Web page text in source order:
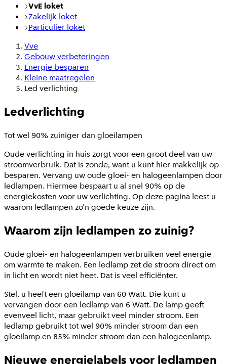
VvE loket
Zakelijk loket
Particulier loket
Vve
Gebouw verbeteringen
Energie besparen
Kleine maatregelen
Led verlichting
Ledverlichting
Tot wel 90% zuiniger dan gloeilampen
Oude verlichting in huis zorgt voor een groot deel van uw
stroomverbruik. Dat is zonde, want u kunt hier makkelijk op
besparen. Vervang uw oude gloei- en halogeenlampen door
ledlampen. Hiermee bespaart u al snel 90% op de
energiekosten voor uw verlichting. Op deze pagina leest u
waarom ledlampen zo’n goede keuze zijn.
Waarom zijn ledlampen zo zuinig?
Oude gloei- en halogeenlampen verbruiken veel energie
om warmte te maken. Een ledlamp zet de stroom direct om
in licht en wordt niet heet. Dat is veel efficiënter.
Stel, u heeft een gloeilamp van 60 Watt. Die kunt u
vervangen door een ledlamp van 6 Watt. De lamp geeft
evenveel licht, maar gebruikt veel minder stroom. Een
ledlamp gebruikt tot wel 90% minder stroom dan een
gloeilamp en 85% minder stroom dan een halogeenlamp.
Nieuwe energielabels voor ledlampen